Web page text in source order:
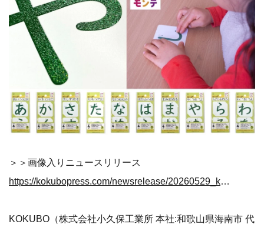
＞＞画像入りニュースリリース
https://kokubopress.com/newsrelease/20260529_kokubo_ouchi-monte_sunamoji
KOKUBO（株式会社小久保工業所 本社:和歌山県海南市 代